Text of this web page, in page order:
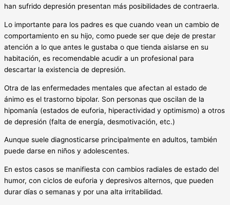
han sufrido depresión presentan más posibilidades de contraerla.
Lo importante para los padres es que cuando vean un cambio de
comportamiento en su hijo, como puede ser que deje de prestar
atención a lo que antes le gustaba o que tienda aislarse en su
habitación, es recomendable acudir a un profesional para
descartar la existencia de depresión.
Otra de las enfermedades mentales que afectan al estado de
ánimo es el trastorno bipolar. Son personas que oscilan de la
hipomanía (estados de euforia, hiperactividad y optimismo) a otros
de depresión (falta de energía, desmotivación, etc.)
Aunque suele diagnosticarse principalmente en adultos, también
puede darse en niños y adolescentes.
En estos casos se manifiesta con cambios radiales de estado del
humor, con ciclos de euforia y depresivos alternos, que pueden
durar días o semanas y por una alta irritabilidad.